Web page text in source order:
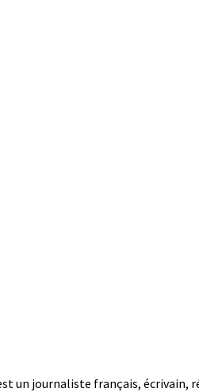
un journaliste français, écrivain,